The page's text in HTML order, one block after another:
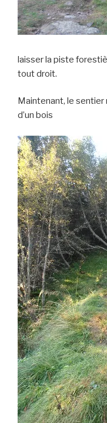
laisser la piste
tout droit.
Maintenant, le
d’un bois